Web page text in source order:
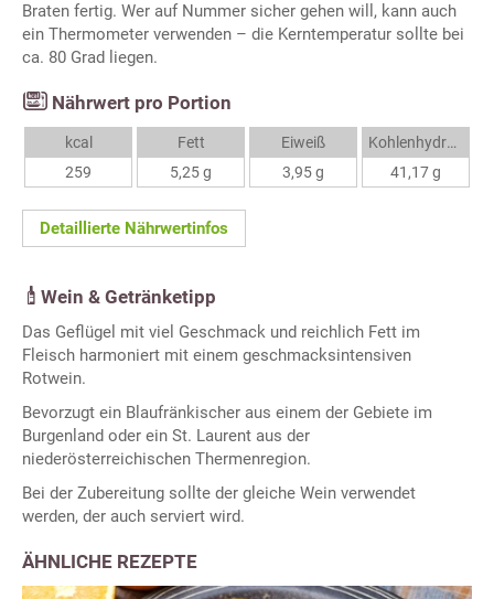
Braten fertig. Wer auf Nummer sicher gehen will, kann auch
ein Thermometer verwenden – die Kerntemperatur sollte bei
ca. 80 Grad liegen.
Nährwert pro Portion
kcal
259
Fett
5,25 g
Eiweiß
3,95 g
Kohlenhydrate
41,17 g
Detaillierte Nährwertinfos
Wein & Getränketipp
Das Geflügel mit viel Geschmack und reichlich Fett im
Fleisch harmoniert mit einem geschmacksintensiven
Rotwein.
Bevorzugt ein Blaufränkischer aus einem der Gebiete im
Burgenland oder ein St. Laurent aus der
niederösterreichischen Thermenregion.
Bei der Zubereitung sollte der gleiche Wein verwendet
werden, der auch serviert wird.
ÄHNLICHE REZEPTE